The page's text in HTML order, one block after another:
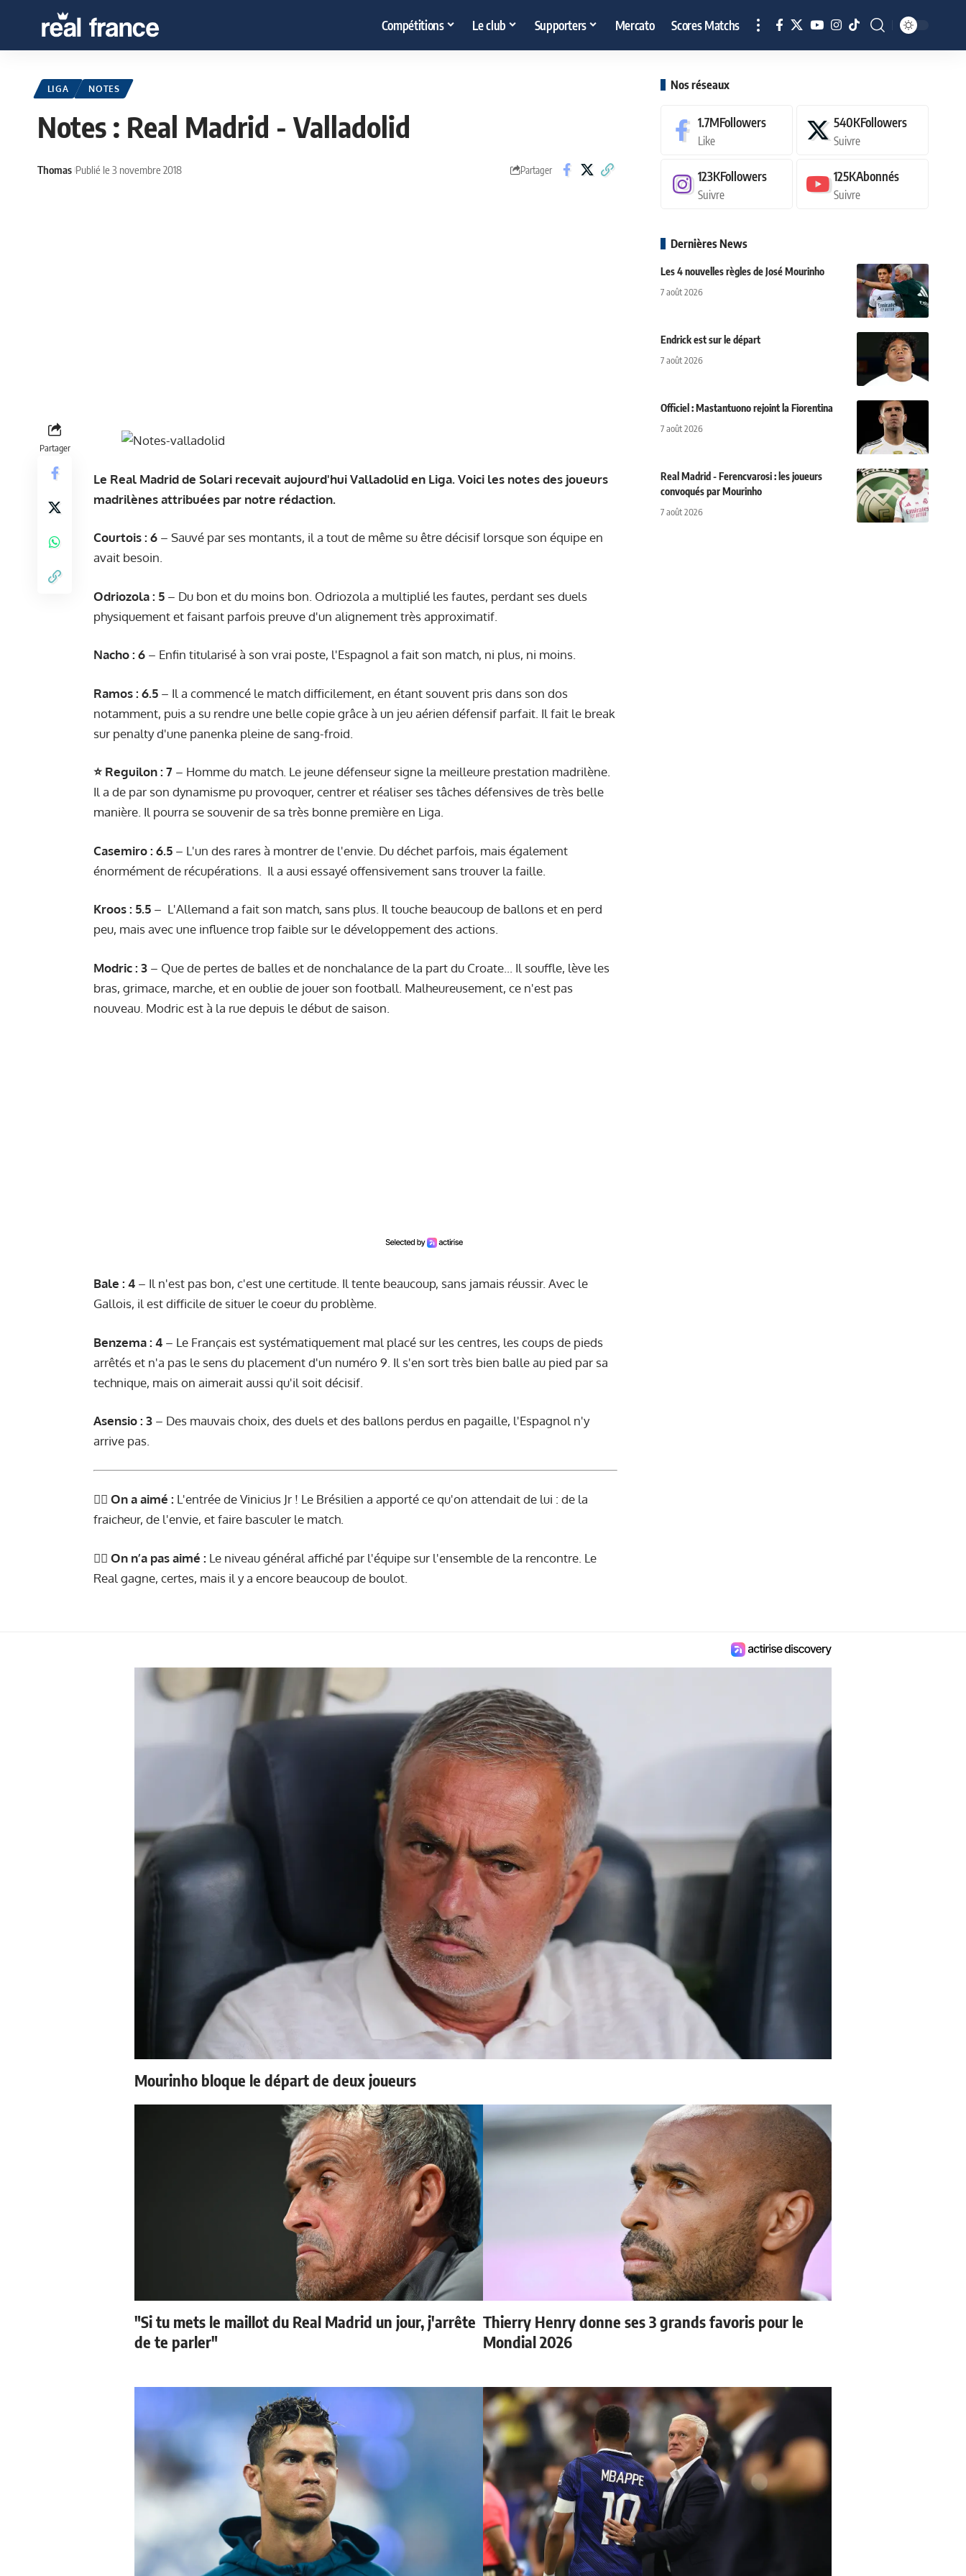
Compétitions Le club Supporters Mercato Scores Matchs
LIGA NOTES
Notes : Real Madrid - Valladolid
Thomas Publié le 3 novembre 2018 Partager
Partager
Le Real Madrid de Solari recevait aujourd'hui Valladolid en Liga. Voici les notes des joueurs
madrilènes attribuées par notre rédaction.
Courtois : 6 – Sauvé par ses montants, il a tout de même su être décisif lorsque son équipe en
avait besoin.
Odriozola : 5 – Du bon et du moins bon. Odriozola a multiplié les fautes, perdant ses duels
physiquement et faisant parfois preuve d'un alignement très approximatif.
Nacho : 6 – Enfin titularisé à son vrai poste, l'Espagnol a fait son match, ni plus, ni moins.
Ramos : 6.5 – Il a commencé le match difficilement, en étant souvent pris dans son dos
notamment, puis a su rendre une belle copie grâce à un jeu aérien défensif parfait. Il fait le break
sur penalty d'une panenka pleine de sang-froid.
⭐ Reguilon : 7 – Homme du match. Le jeune défenseur signe la meilleure prestation madrilène.
Il a de par son dynamisme pu provoquer, centrer et réaliser ses tâches défensives de très belle
manière. Il pourra se souvenir de sa très bonne première en Liga.
Casemiro : 6.5 – L'un des rares à montrer de l'envie. Du déchet parfois, mais également
énormément de récupérations. Il a ausi essayé offensivement sans trouver la faille.
Kroos : 5.5 – L'Allemand a fait son match, sans plus. Il touche beaucoup de ballons et en perd
peu, mais avec une influence trop faible sur le développement des actions.
Modric : 3 – Que de pertes de balles et de nonchalance de la part du Croate... Il souffle, lève les
bras, grimace, marche, et en oublie de jouer son football. Malheureusement, ce n'est pas
nouveau. Modric est à la rue depuis le début de saison.
Bale : 4 – Il n'est pas bon, c'est une certitude. Il tente beaucoup, sans jamais réussir. Avec le
Gallois, il est difficile de situer le coeur du problème.
Benzema : 4 – Le Français est systématiquement mal placé sur les centres, les coups de pieds
arrêtés et n'a pas le sens du placement d'un numéro 9. Il s'en sort très bien balle au pied par sa
technique, mais on aimerait aussi qu'il soit décisif.
Asensio : 3 – Des mauvais choix, des duels et des ballons perdus en pagaille, l'Espagnol n'y
arrive pas.
👍🏻 On a aimé : L'entrée de Vinicius Jr ! Le Brésilien a apporté ce qu'on attendait de lui : de la
fraicheur, de l'envie, et faire basculer le match.
👎🏻 On n’a pas aimé : Le niveau général affiché par l'équipe sur l'ensemble de la rencontre. Le
Real gagne, certes, mais il y a encore beaucoup de boulot.
Nos réseaux
1.7MFollowers
Like
540KFollowers
Suivre
123KFollowers
Suivre
125KAbonnés
Suivre
Dernières News
Les 4 nouvelles règles de José Mourinho
7 août 2026
Endrick est sur le départ
7 août 2026
Officiel : Mastantuono rejoint la Fiorentina
7 août 2026
Real Madrid - Ferencvarosi : les joueurs
convoqués par Mourinho
7 août 2026
Mourinho bloque le départ de deux joueurs
"Si tu mets le maillot du Real Madrid un jour, j'arrête
de te parler"
Thierry Henry donne ses 3 grands favoris pour le
Mondial 2026